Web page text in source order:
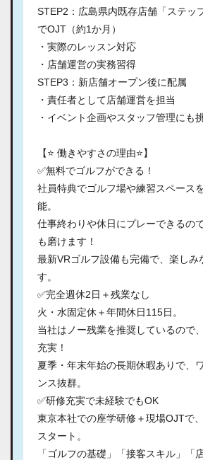
STEP2：広島県内既存店舗「ステッ
でOJT（約1か月）
・実際のレッスン対応
・店舗運営の実務習得
STEP3：新店舗オープン後に配属
・責任者として店舗運営を担当
・イベント企画やスタッフ管理にも
【⭐ 働きやすさの理由⭐】
✅無料でゴルフができる！
社員特典でゴルフ場や練習スペース
能。
仕事終わりや休日にプレーできるの
も磨けます！
最新VRゴルフ設備も完備で、楽しみ
す。
✅完全週休2日＋残業なし
火・水固定休＋年間休日115日。
当社はノー残業を推奨しているので
充実！
夏季・年末年始の長期休暇ありで、
ンス抜群。
✅研修充実で未経験でもOK
東京本社での座学研修＋現場OJTで
スタート。
「ゴルフの基礎」「接客スキル」「